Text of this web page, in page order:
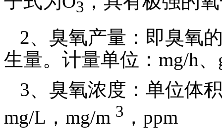
3
2、臭氧产量：即臭氧
生量。计量单位： mg/h、
3、臭氧浓度：单位体
mg/L ， mg/m 3 ， ppm